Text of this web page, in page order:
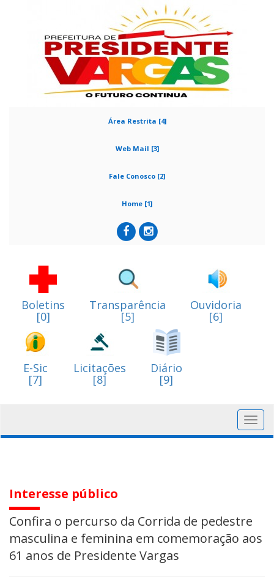
Área Restrita [4]
Web Mail [3]
Fale Conosco [2]
Home [1]
Boletins
[0]
Transparência
[5]
Ouvidoria
[6]
E-Sic
[7]
Licitações
[8]
Diário
[9]
Interesse público
Confira o percurso da Corrida de pedestre
masculina e feminina em comemoração aos
61 anos de Presidente Vargas